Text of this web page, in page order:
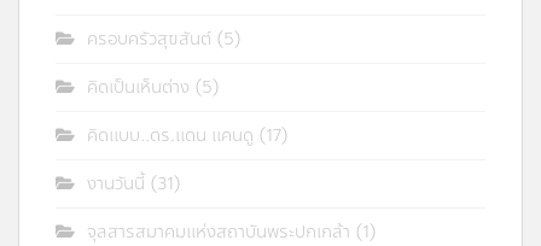
ครอบครัวสุขสันต์ (5)
คิดเป็นเห็นต่าง (5)
คิดแบบ..ดร.แดน แคนดู (17)
งานวันนี้ (31)
จุลสารสมาคมแห่งสถาบันพระปกเกล้า (1)